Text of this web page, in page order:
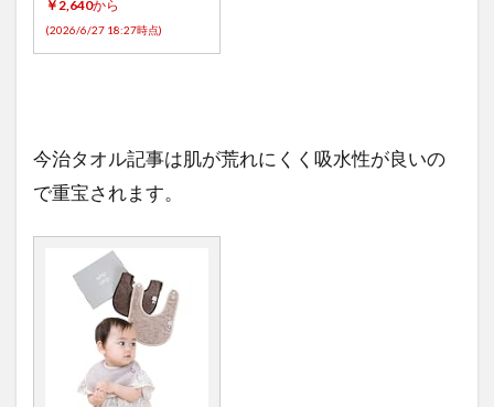
￥2,640から
(2026/6/27 18:27時点)
今治タオル記事は肌が荒れにくく吸水性が良いの
で重宝されます。